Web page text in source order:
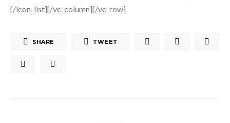
[/icon_list][/vc_column][/vc_row]
SHARE TWEET